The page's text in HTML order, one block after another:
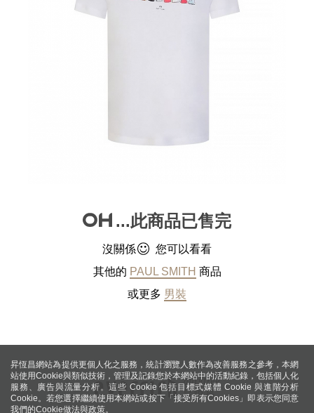
...此商品已售完
沒關係
您可以看看
其他的 PAUL SMITH 商品
或更多 男裝
昇恆昌網站為提供更個人化之服務，統計瀏覽人數作為改善服務之參考，本網
站使用Cookie與類似技術，管理及記錄您於本網站中的活動紀錄，包括個人化
服務、廣告與流量分析。這些 Cookie 包括目標式媒體 Cookie 與進階分析
Cookie。若您選擇繼續使用本網站或按下「接受所有Cookies」即表示您同意
我們的Cookie做法與政策。